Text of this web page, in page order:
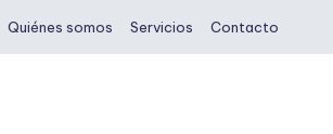
Quiénes somos Servicios Contacto